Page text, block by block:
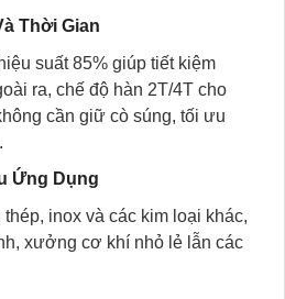
Thời Gian
suất 85% giúp tiết kiệm
ra, chế độ hàn 2T/4T cho
cần giữ cò súng, tối ưu
Ứng Dụng
thép, inox và các kim loại khác,
xưởng cơ khí nhỏ lẻ lẫn các